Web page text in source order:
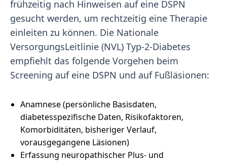
frühzeitig nach Hinweisen auf eine DSPN
gesucht werden, um rechtzeitig eine Therapie
einleiten zu können. Die Nationale
VersorgungsLeitlinie (NVL) Typ-2-Diabetes
empfiehlt das folgende Vorgehen beim
Screening auf eine DSPN und auf Fußläsionen:
Anamnese (persönliche Basisdaten,
diabetesspezifische Daten, Risikofaktoren,
Komorbiditäten, bisheriger Verlauf,
vorausgegangene Läsionen)
Erfassung neuropathischer Plus- und